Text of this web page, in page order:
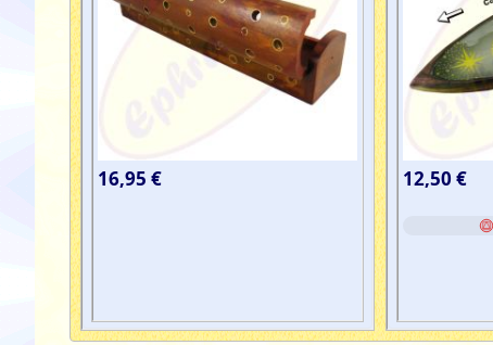
16,95 € 12,50 €